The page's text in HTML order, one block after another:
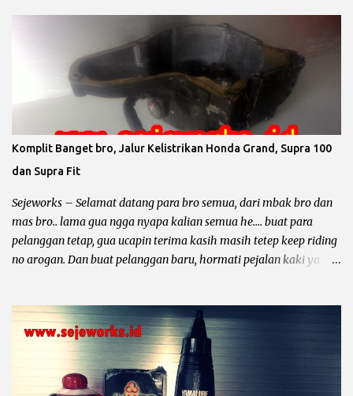
diameter silinder dengan cara di korter dan mengganti piston
dengan ukuran yang lebih besar sesuai dengan standar pabrik.
pabrikan sepeda motor biasanya menyediakan 4 piston oversize
dari piston standar yaitu OS 25, OS 50, OS 75, OS 100, untuk lebih
jelas simak contoh dibawah ini. Contoh Yamaha Crypton ukuran
piton standar 49 mm berarti : Overize 25 piston standar diameter
ditambah 0.25 mm maka diameter piston menjadi 49,25 mm.
Overize 50 piston standar diameter ditambah 0.50 mm maka
diameter piston menjadi 49,50 mm. Overize 75 piston standar
diameter ditambah 0.75 mm maka diameter piston menjadi 49,75
...
Komplit Banget bro, Jalur Kelistrikan Honda Grand, Supra 100
dan Supra Fit
Sejeworks – Selamat datang para bro semua, dari mbak bro dan
mas bro.. lama gua ngga nyapa kalian semua he.... buat para
pelanggan tetap, gua ucapin terima kasih masih tetep keep riding
no arogan. Dan buat pelanggan baru, hormati pejalan kaki ya
Prima, Legenda, Supra Fit dan Revo 100. Et... dah... mantep bingit
kan bro di borong semua he.... he... Sebelum kita ngomong lebih
dalam tentang kelistrikan motor – motor tersebut, gua mau
minta tolong. Dari pada nyebar berita hoak yang ngga ada
habisnya dan tidak bermanfaat bagi diri sendiri dan orang lain,